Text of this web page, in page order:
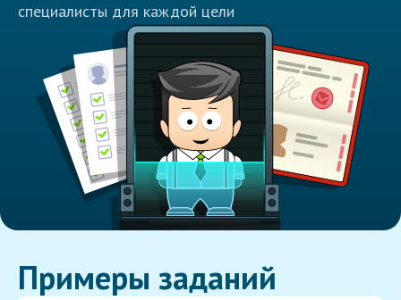
специалисты для каждой цели
Примеры заданий